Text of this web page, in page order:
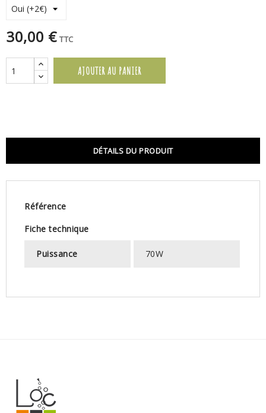
30,00 € TTC
AJOUTER AU PANIER
DÉTAILS DU PRODUIT
Référence
Fiche technique
Puissance 70W